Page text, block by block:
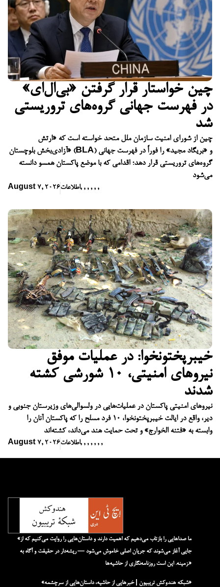
چین خواستار قرار گرفتن «بی‌ال‌ای»
در فهرست جهانی گروه‌های تروریستی
شد
چین از شورای امنیت سازمان ملل متحد خواسته است که «ارتش
آزادی‌بخش بلوچستان» (BLA) و «بریگاد مجید» را فوراً در فهرست جهانی
گروه‌های تروریستی قرار دهد؛ اقدامی که با موضع پاکستان همسو دانسته
می‌شود
August 7, 2026اطلاعات, , , , , ,
خیبرپختونخوا: در عملیات موفق
نیروهای امنیتی، ۱۰ شورشی کشته
شدند
نیروهای امنیتی پاکستان در عملیات‌هایی در ولسوالی‌های وزیرستان جنوبی و
دیر، واقع در ایالت خیبرپختونخوا، ۱۰ فرد مسلح را که پاکستان آنان را
وابسته به «فتنه الخوارج» و تحت حمایت هند می‌داند، کشته‌اند
August 7, 2026اطلاعات, , , , , , ,
«ما صداهایی را بازتاب می‌دهیم که اهمیت دارند و داستان‌هایی را روایت می‌کنیم که از
جایی آغاز می‌شوند که جریان اصلی خاموش می‌شود — ریشه‌دار در حقیقت و آگاه به
زمینه. این است روزنامه‌نگاری از حاشیه‌ها.»
«شبکه هند‌و‌کش تریبیون | خبرهایی از حاشیه، داستان‌هایی از سرچشمه»